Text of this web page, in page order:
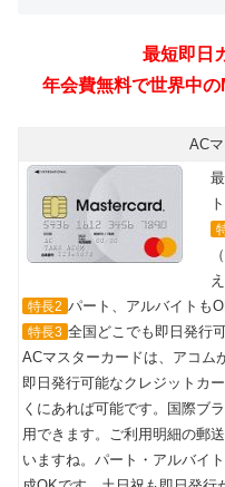
AC
特長2 パート、アルバイトも
特長3 全国どこでも即日発行
ACマスターカードは、アコム
即日発行可能なクレジットカ
くにあれば可能です。国際ブ
用できます。ご利用明細の郵
いますね。パート・アルバイ